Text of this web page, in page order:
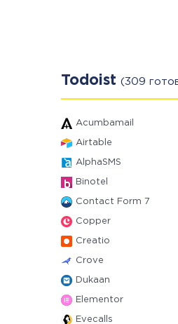
Todoist (309
Acumbamail
Airtable
AlphaSMS
Binotel
Contact Form 7
Copper
Creatio
Crove
Dukaan
Elementor
Evecalls